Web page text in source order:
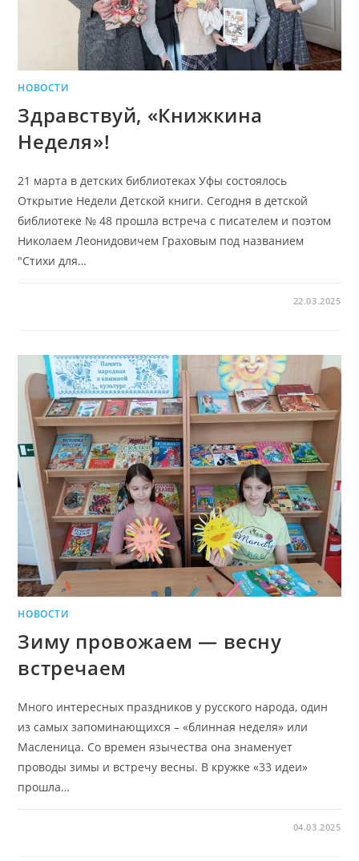
НОВОСТИ
Здравствуй, «Книжкина
Неделя»!
21 марта в детских библиотеках Уфы состоялось
Открытие Недели Детской книги. Сегодня в детской
библиотеке № 48 прошла встреча с писателем и поэтом
Николаем Леонидовичем Граховым под названием
"Стихи для…
22.03.2025
НОВОСТИ
Зиму провожаем — весну
встречаем
Много интересных праздников у русского народа, один
из самых запоминающихся – «блинная неделя» или
Масленица. Со времен язычества она знаменует
проводы зимы и встречу весны. В кружке «33 идеи»
прошла…
04.03.2025